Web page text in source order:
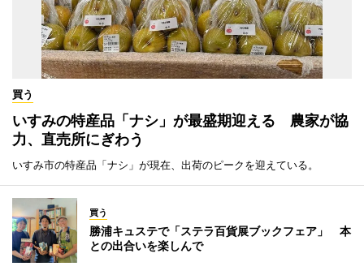
買う
いすみの特産品「ナシ」が最盛期迎える 農家が協
力、直売所にぎわう
いすみ市の特産品「ナシ」が現在、出荷のピークを迎えている。
買う
勝浦キュステで「ステラ百貨展ブックフェア」 本
との出合いを楽しんで